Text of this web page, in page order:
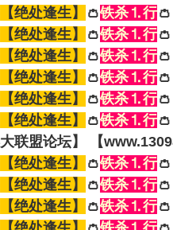
【绝处逢生】 👛铁杀⒈行
【绝处逢生】 👛铁杀⒈行
【绝处逢生】 👛铁杀⒈行
【绝处逢生】 👛铁杀⒈行
【绝处逢生】 👛铁杀⒈行
【绝处逢生】 👛铁杀⒈行
大联盟论坛】 【
【绝处逢生】 👛铁杀⒈行
【绝处逢生】 👛铁杀⒈行
【绝处逢生】 👛铁杀⒈行